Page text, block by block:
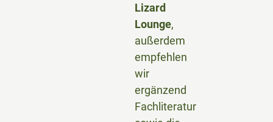
Lizard
Lounge,
außerdem
empfehlen
wir
ergänzend
Fachliteratur